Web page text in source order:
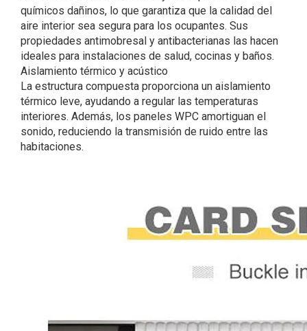
químicos dañinos, lo que garantiza que la calidad del
aire interior sea segura para los ocupantes. Sus
propiedades antimobresal y antibacterianas las hacen
ideales para instalaciones de salud, cocinas y baños.
Aislamiento térmico y acústico
La estructura compuesta proporciona un aislamiento
térmico leve, ayudando a regular las temperaturas
interiores. Además, los paneles WPC amortiguan el
sonido, reduciendo la transmisión de ruido entre las
habitaciones.